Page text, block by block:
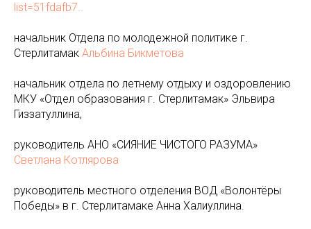
list=51fdafb7..
начальник Отдела по молодежной политике г.
Стерлитамак Альбина Бикметова
начальник отдела по летнему отдыху и оздоровлению
МКУ «Отдел образования г. Стерлитамак» Эльвира
Гиззатуллина,
руководитель АНО «СИЯНИЕ ЧИСТОГО РАЗУМА»
Светлана Котлярова
руководитель местного отделения ВОД «Волонтёры
Победы» в г. Стерлитамаке Анна Халиуллина.